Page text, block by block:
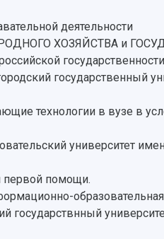
деятельности
ХОЗЯЙСТВА и
государственности
государственный
технологии в вузе в
университет
первой помощи.
образовательная
государствнный